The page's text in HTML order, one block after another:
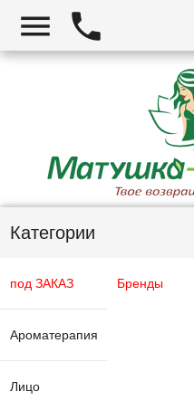
Категории
под ЗАКАЗ
Ароматерапия
Лицо
Бренды